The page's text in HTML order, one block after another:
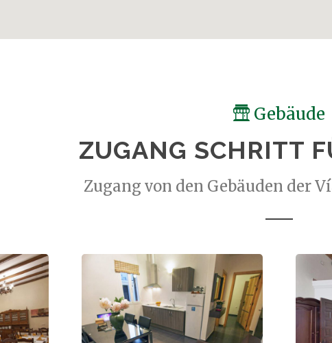
Gebäude
ZUGANG SCHRITT
Zugang von den Gebäuden der